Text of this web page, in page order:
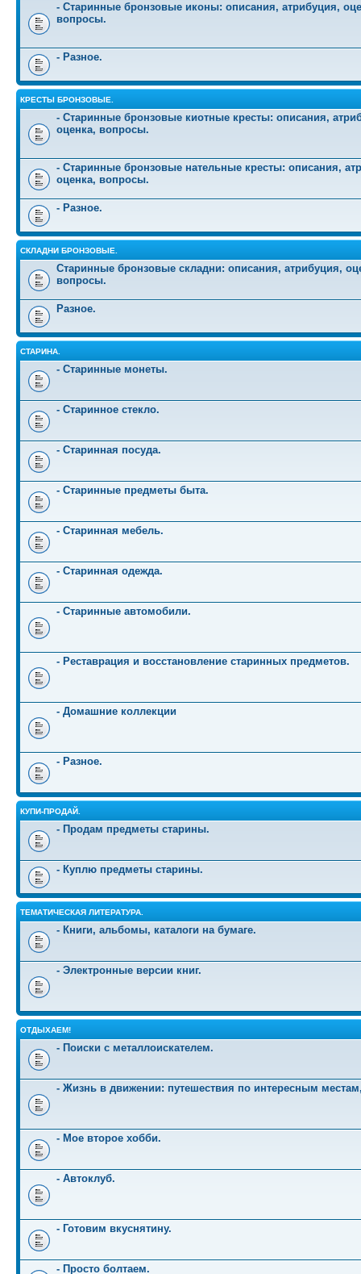
- Старинные бронзовые иконы: описания, атрибуция,
вопросы.
- Разное.
КРЕСТЫ БРОНЗОВЫЕ.
- Старинные бронзовые киотные кресты: описания,
оценка, вопросы.
- Старинные бронзовые нательные кресты: описания,
оценка, вопросы.
- Разное.
СКЛАДНИ БРОНЗОВЫЕ.
Старинные бронзовые складни: описания, атрибуция,
вопросы.
Разное.
СТАРИНА.
- Старинные монеты.
- Старинное стекло.
- Старинная посуда.
- Старинные предметы быта.
- Старинная мебель.
- Старинная одежда.
- Старинные автомобили.
- Реставрация и восстановление старинных предметов.
- Домашние коллекции
- Разное.
КУПИ-ПРОДАЙ.
- Продам предметы старины.
- Куплю предметы старины.
ТЕМАТИЧЕСКАЯ ЛИТЕРАТУРА.
- Книги, альбомы, каталоги на бумаге.
- Электронные версии книг.
ОТДЫХАЕМ!
- Поиски с металлоискателем.
- Жизнь в движении: путешествия по интересным
- Мое второе хобби.
- Автоклуб.
- Готовим вкуснятину.
- Просто болтаем.